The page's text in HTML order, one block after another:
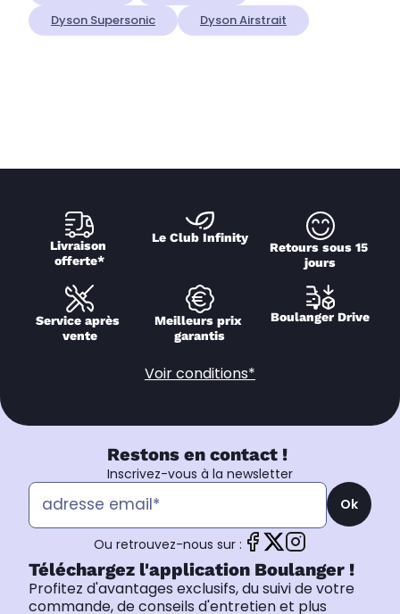
Dyson Supersonic
Dyson Airstrait
Livraison
offerte*
Le Club Infinity
Retours sous 15
jours
Service après
vente
Meilleurs prix
garantis
Boulanger Drive
Voir conditions*
Restons en contact !
Inscrivez-vous à la newsletter
Ok
Ou retrouvez-nous sur :
Téléchargez l'application Boulanger !
Profitez d'avantages exclusifs, du suivi de votre
commande, de conseils d'entretien et plus